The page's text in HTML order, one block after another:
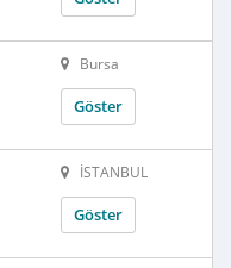
Bursa
Göster
İSTANBUL
Göster